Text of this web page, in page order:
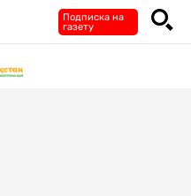
Подписка на
газету